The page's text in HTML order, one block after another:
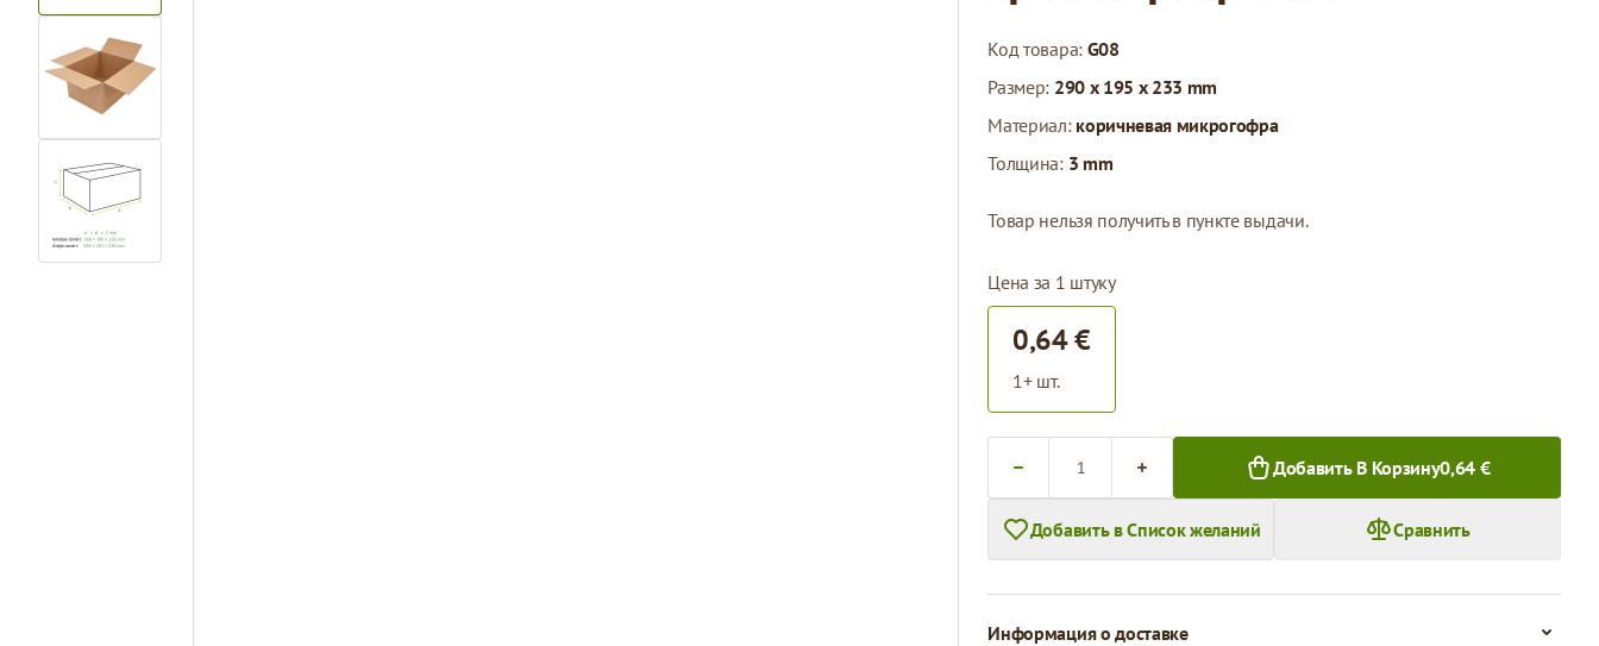
Код товара: G08
Размер: 290 x 195 x 233 mm
Материал: коричневая микрогофра
Толщина: 3 mm
Товар нельзя получить в пункте выдачи.
Цена за 1 штуку
0,64 €
1+ шт.
Добавить В Корзину0,64 €
Добавить в Список желаний Сравнить
Информация о доставке